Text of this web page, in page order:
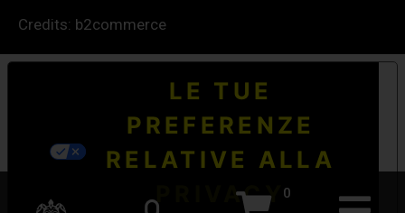
0
Credits: b2commerce
LE TUE
PREFERENZE
RELATIVE ALLA
PRIVACY